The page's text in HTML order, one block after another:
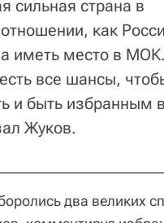
сильная страна в
как
иметь место в
все шансы,
и быть избранным
Жуков.
два великих